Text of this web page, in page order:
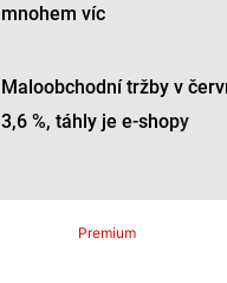
mnohem víc
Maloobchodní tržby v
3,6 %, táhly je e-shopy
Premium